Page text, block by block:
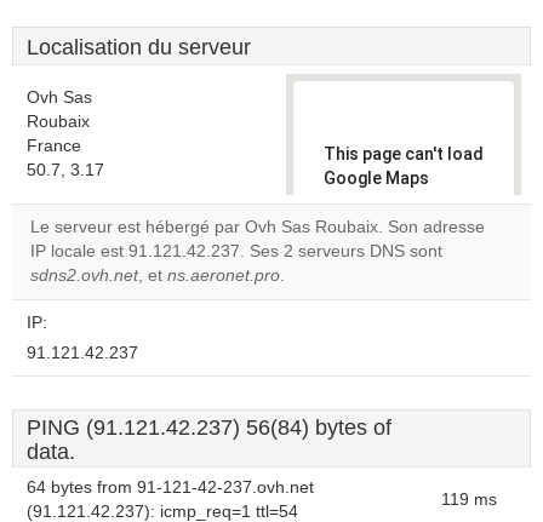
Localisation du serveur
Ovh Sas
Roubaix
France
50.7, 3.17
This page can't load
Google Maps
correctly.
Do you
Le serveur est hébergé par Ovh Sas Roubaix. Son adresse
IP locale est 91.121.42.237. Ses 2 serveurs DNS sont
sdns2.ovh.net, et ns.aeronet.pro.
IP:
91.121.42.237
PING (91.121.42.237) 56(84) bytes of
data.
64 bytes from 91-121-42-237.ovh.net
(91.121.42.237): icmp_req=1 ttl=54
119 ms